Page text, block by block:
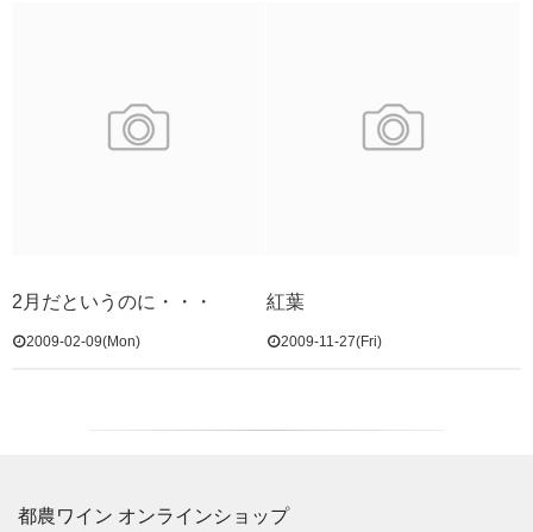
2月だというのに・・・
2009-02-09(Mon)
紅葉
2009-11-27(Fri)
都農ワイン オンラインショップ